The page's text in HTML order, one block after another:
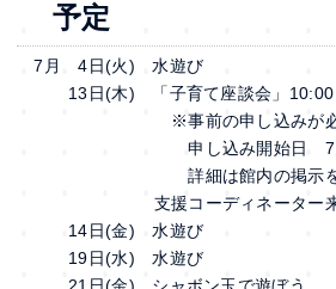
予定
7月 4日(火) 水遊び
13日(木) 「子育て座談会」10:00
※事前の申し込みが必要
申し込み開始日 7月3
詳細は館内の掲示をご覧
支援コーディネーター来
14日(金) 水遊び
19日(水) 水遊び